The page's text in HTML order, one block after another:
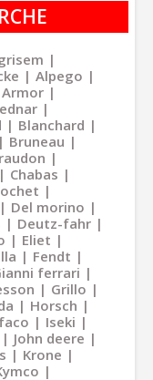
Alpego
Armor
Blanchard
Bruneau
Chabas
Del morino
Deutz-fahr
Eliet
Fendt
ferrari
Grillo
Horsch
Iseki
John deere
Krone